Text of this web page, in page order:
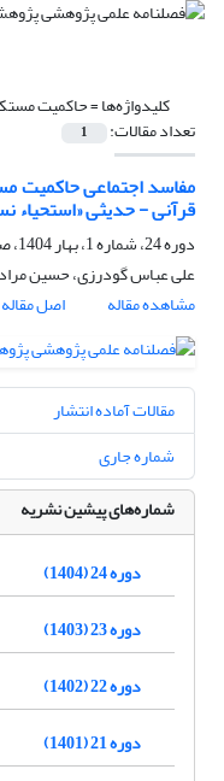
کلیدواژه‌ها =حاکمیت
تعداد مقالات: 1
مفاسد اجتماعی حاکمیت
قرآنی - حدیثی «استحیاء
دوره 24، شماره 1، بهار 1404، صفحه
علی عباس گودرزی، حسین
مشاهده مقاله
اصل مقاله
مقالات آماده انتشار
شماره جاری
شماره‌های پیشین نشریه
دوره 24 (1404)
دوره 23 (1403)
دوره 22 (1402)
دوره 21 (1401)